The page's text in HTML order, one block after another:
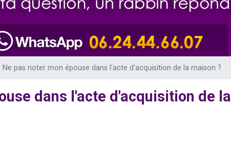
vient de donner son Maasser
Il reste 49 places pour étudier en groupe sur Zoom
vient de donner son Maasser
Ne pas noter mon épouse dans l'acte d'acquisition de la maison ?
dans l'acte d'acquisition de la